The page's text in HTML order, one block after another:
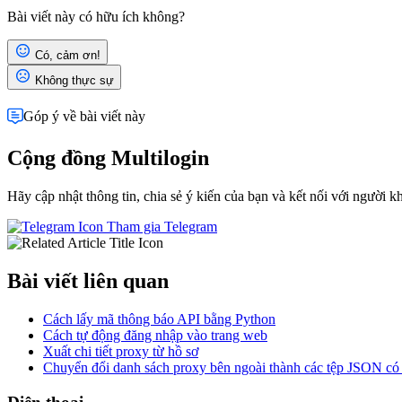
Bài viết này có hữu ích không?
Có, cảm ơn!
Không thực sự
Góp ý về bài viết này
Cộng đồng Multilogin
Hãy cập nhật thông tin, chia sẻ ý kiến của bạn và kết nối với người
Tham gia Telegram
Bài viết liên quan
Cách lấy mã thông báo API bằng Python
Cách tự động đăng nhập vào trang web
Xuất chi tiết proxy từ hồ sơ
Chuyển đổi danh sách proxy bên ngoài thành các tệp JSON